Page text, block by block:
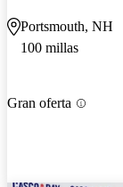
Portsmouth, NH
100 millas
Gran oferta